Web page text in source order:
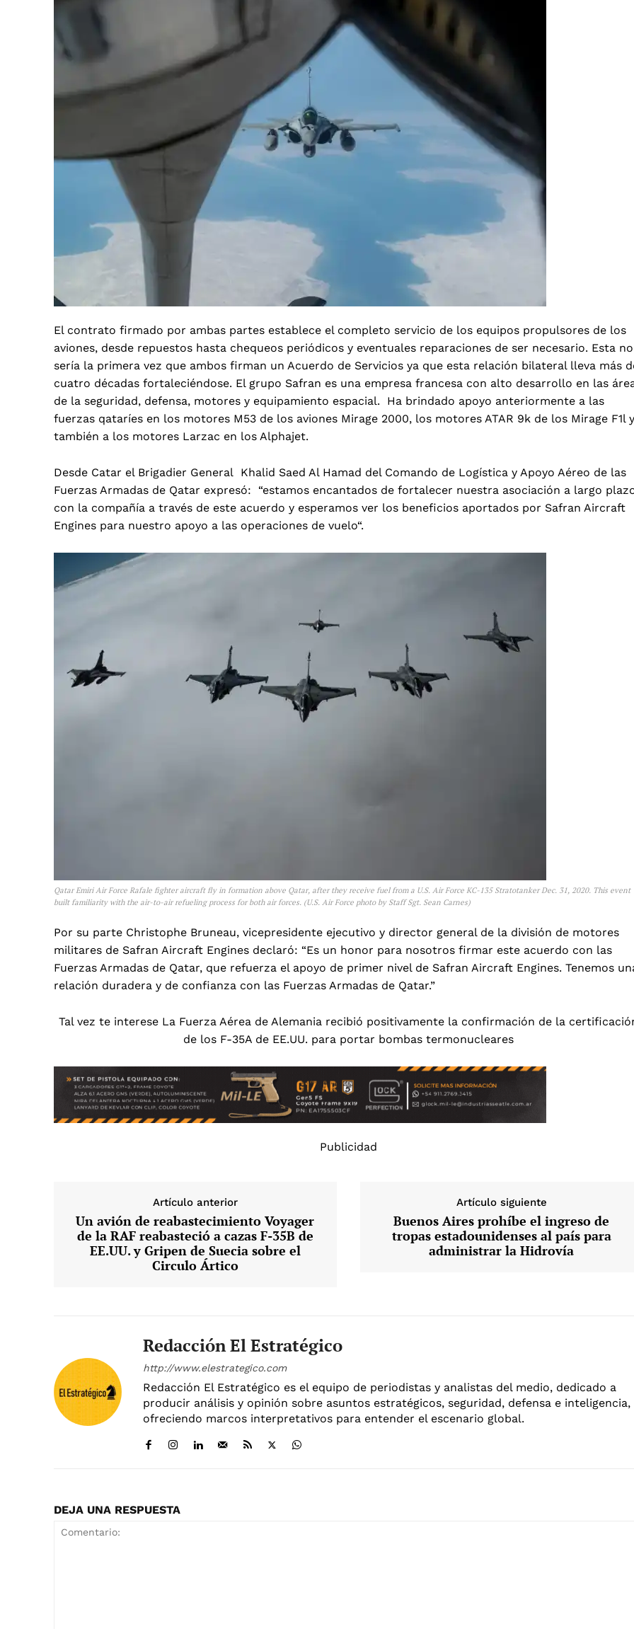
El contrato firmado por ambas partes establece el completo servicio de los equipos propulsores de los
aviones, desde repuestos hasta chequeos periódicos y eventuales reparaciones de ser necesario. Esta no
sería la primera vez que ambos firman un Acuerdo de Servicios ya que esta relación bilateral lleva más
cuatro décadas fortaleciéndose. El grupo Safran es una empresa francesa con alto desarrollo en las
de la seguridad, defensa, motores y equipamiento espacial. Ha brindado apoyo anteriormente a las
fuerzas qataríes en los motores M53 de los aviones Mirage 2000, los motores ATAR 9k de los Mirage F1l y
también a los motores Larzac en los Alphajet.
Desde Catar el Brigadier General Khalid Saed Al Hamad del Comando de Logística y Apoyo Aéreo de las
Fuerzas Armadas de Qatar expresó: “estamos encantados de fortalecer nuestra asociación a largo
con la compañía a través de este acuerdo y esperamos ver los beneficios aportados por Safran Aircraft
Engines para nuestro apoyo a las operaciones de vuelo“.
Qatar Emiri Air Force Rafale fighter aircraft fly in formation above Qatar, after they receive fuel from a U.S. Air Force KC-135 Stratotanker Dec. 31, 2020. This event
built familiarity with the air-to-air refueling process for both air forces. (U.S. Air Force photo by Staff Sgt. Sean Carnes)
Por su parte Christophe Bruneau, vicepresidente ejecutivo y director general de la división de motores
militares de Safran Aircraft Engines declaró: “Es un honor para nosotros firmar este acuerdo con las
Fuerzas Armadas de Qatar, que refuerza el apoyo de primer nivel de Safran Aircraft Engines. Tenemos
relación duradera y de confianza con las Fuerzas Armadas de Qatar.”
Tal vez te interese La Fuerza Aérea de Alemania recibió positivamente la confirmación de la
de los F-35A de EE.UU. para portar bombas termonucleares
Publicidad
Artículo anterior
Un avión de reabastecimiento Voyager
de la RAF reabasteció a cazas F-35B de
EE.UU. y Gripen de Suecia sobre el
Circulo Ártico
Artículo siguiente
Buenos Aires prohíbe el ingreso de
tropas estadounidenses al país para
administrar la Hidrovía
Redacción El Estratégico
http://www.elestrategico.com
Redacción El Estratégico es el equipo de periodistas y analistas del medio, dedicado a
producir análisis y opinión sobre asuntos estratégicos, seguridad, defensa e inteligencia,
ofreciendo marcos interpretativos para entender el escenario global.
DEJA UNA RESPUESTA